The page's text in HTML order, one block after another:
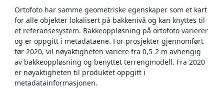
Ortofoto har samme geometriske egenskaper som et kart
for alle objekter lokalisert på bakkenivå og kan knyttes til
et referansesystem. Bakkeoppløsning på ortofoto varierer
og er oppgitt i metadataene. For prosjekter gjennomført
før 2020, vil nøyaktigheten variere fra 0,5-2 m avhengig
av bakkeoppløsning og benyttet terrengmodell. Fra 2020
er nøyaktigheten til produktet oppgitt i
metadatainformasjonen.